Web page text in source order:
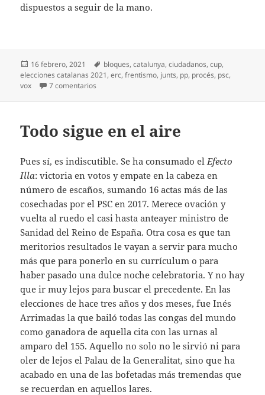
dispuestos a seguir de la mano.
Publicado
el
16 febrero, 2021 Etiquetas
bloques,catalunya,ciudadanos,cup,
elecciones catalanas 2021,erc,frentismo, junts, pp, procés, psc,
vox
7 comentarios
Todo sigue en el aire
Pues sí, es indiscutible. Se ha consumado el Efecto
Illa: victoria en votos y empate en la cabeza en
número de escaños, sumando 16 actas más de las
cosechadas por el PSC en 2017. Merece ovación y
vuelta al ruedo el casi hasta anteayer ministro de
Sanidad del Reino de España. Otra cosa es que tan
meritorios resultados le vayan a servir para mucho
más que para ponerlo en su currículum o para
haber pasado una dulce noche celebratoria. Y no hay
que ir muy lejos para buscar el precedente. En las
elecciones de hace tres años y dos meses, fue Inés
Arrimadas la que bailó todas las congas del mundo
como ganadora de aquella cita con las urnas al
amparo del 155. Aquello no solo no le sirvió ni para
oler de lejos el Palau de la Generalitat, sino que ha
acabado en una de las bofetadas más tremendas que
se recuerdan en aquellos lares.